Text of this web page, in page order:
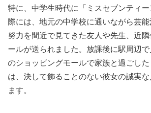
特に、中学生時代に「ミスセブンティ
際には、地元の中学校に通いながら芸
努力を間近で見てきた友人や先生、近
ールが送られました。放課後に駅周辺
のショッピングモールで家族と過ごし
は、決して飾ることのない彼女の誠実
ます。